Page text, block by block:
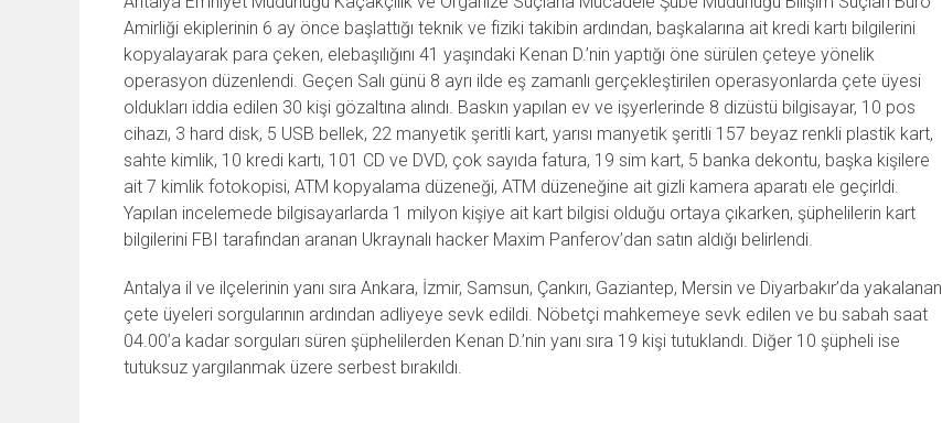
Amirliği ekiplerinin 6 ay önce başlattığı teknik ve fiziki takibin ardından, başkalarına ait kredi kartı bilgilerini
kopyalayarak para çeken, elebaşılığını 41 yaşındaki Kenan D.’nin yaptığı öne sürülen çeteye yönelik
operasyon düzenlendi. Geçen Salı günü 8 ayrı ilde eş zamanlı gerçekleştirilen operasyonlarda çete üyesi
oldukları iddia edilen 30 kişi gözaltına alındı. Baskın yapılan ev ve işyerlerinde 8 dizüstü bilgisayar, 10 pos
cihazı, 3 hard disk, 5 USB bellek, 22 manyetik şeritli kart, yarısı manyetik şeritli 157 beyaz renkli plastik kart,
sahte kimlik, 10 kredi kartı, 101 CD ve DVD, çok sayıda fatura, 19 sim kart, 5 banka dekontu, başka kişilere
ait 7 kimlik fotokopisi, ATM kopyalama düzeneği, ATM düzeneğine ait gizli kamera aparatı ele geçirldi.
Yapılan incelemede bilgisayarlarda 1 milyon kişiye ait kart bilgisi olduğu ortaya çıkarken, şüphelilerin kart
bilgilerini FBI tarafından aranan Ukraynalı hacker Maxim Panferov’dan satın aldığı belirlendi.
Antalya il ve ilçelerinin yanı sıra Ankara, İzmir, Samsun, Çankırı, Gaziantep, Mersin ve Diyarbakır’da yakalanan
çete üyeleri sorgularının ardından adliyeye sevk edildi. Nöbetçi mahkemeye sevk edilen ve bu sabah saat
04.00’a kadar sorguları süren şüphelilerden Kenan D.’nin yanı sıra 19 kişi tutuklandı. Diğer 10 şüpheli ise
tutuksuz yargılanmak üzere serbest bırakıldı.